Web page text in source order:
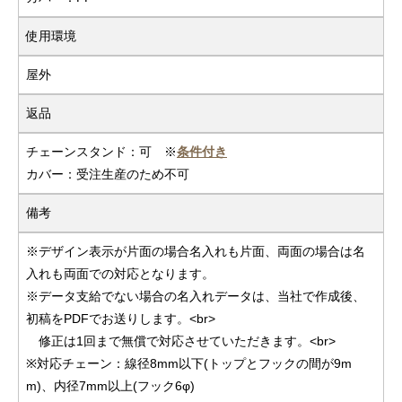
使用環境
屋外
返品
チェーンスタンド：可 ※条件付き
カバー：受注生産のため不可
備考
※デザイン表示が片面の場合名入れも片面、両面の場合は名
入れも両面での対応となります。
※データ支給でない場合の名入れデータは、当社で作成後、
初稿をPDFでお送りします。<br>
修正は1回まで無償で対応させていただきます。<br>
※対応チェーン：線径8mm以下(トップとフックの間が9m
m)、内径7mm以上(フック6φ)